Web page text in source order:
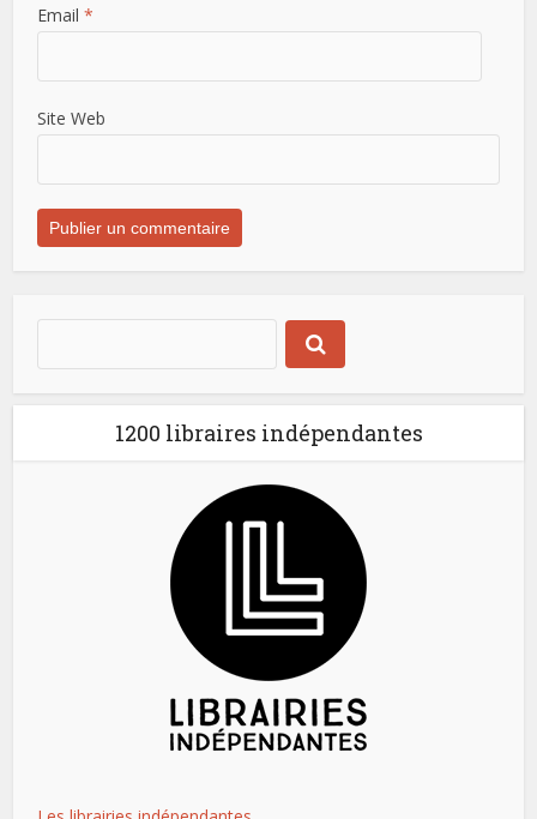
Email *
Site Web
1200 libraires indépendantes